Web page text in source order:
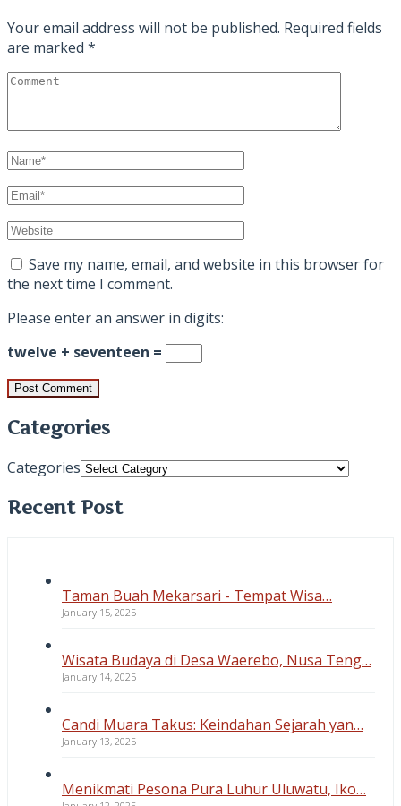
Your email address will not be published. Required fields
are marked *
Save my name, email, and website in this browser for
the next time I comment.
Please enter an answer in digits:
twelve + seventeen =
Categories
Categories
Recent Post
Taman Buah Mekarsari - Tempat Wisa…
January 15, 2025
Wisata Budaya di Desa Waerebo, Nusa Teng…
January 14, 2025
Candi Muara Takus: Keindahan Sejarah yan…
January 13, 2025
Menikmati Pesona Pura Luhur Uluwatu, Iko…